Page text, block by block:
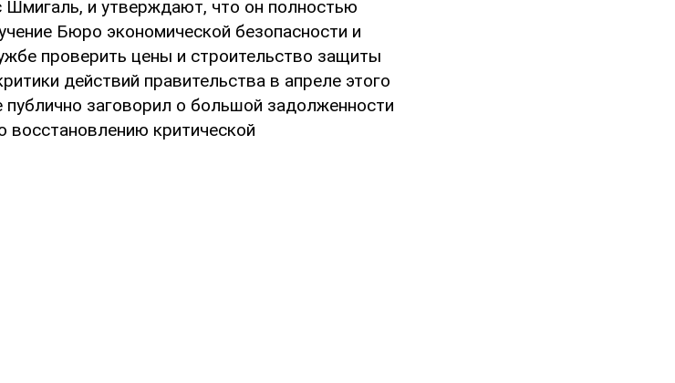
Шмигаль, и утверждают, что он полностью
Бюро экономической безопасности и
проверить цены и строительство защиты
действий правительства в апреле этого
заговорил о большой задолженности
восстановлению критической